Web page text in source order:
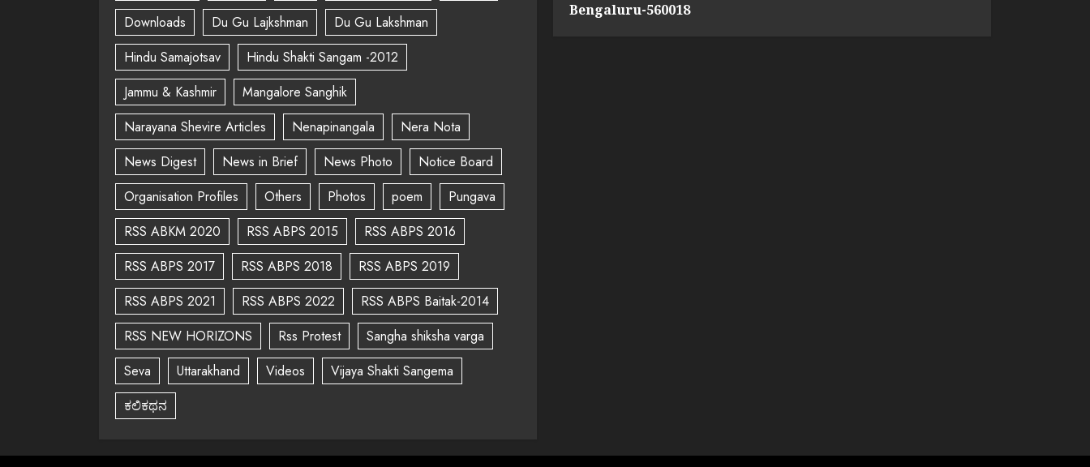
Downloads
Du Gu Lajkshman
Du Gu Lakshman
Hindu Samajotsav
Hindu Shakti Sangam -2012
Jammu & Kashmir
Mangalore Sanghik
Narayana Shevire Articles
Nenapinangala
Nera Nota
News Digest
News in Brief News Photo
Notice Board
Organisation Profiles
Others Photos poem
Pungava
RSS ABKM 2020
RSS ABPS 2015
RSS ABPS 2016
RSS ABPS 2017
RSS ABPS 2018
RSS ABPS 2019
RSS ABPS 2021
RSS ABPS 2022
RSS ABPS Baitak-2014
RSS NEW HORIZONS
Rss Protest
Sangha shiksha varga
Seva
Uttarakhand Videos
Vijaya Shakti Sangema
ಕಲಿಕಥನ
Bengaluru-560018